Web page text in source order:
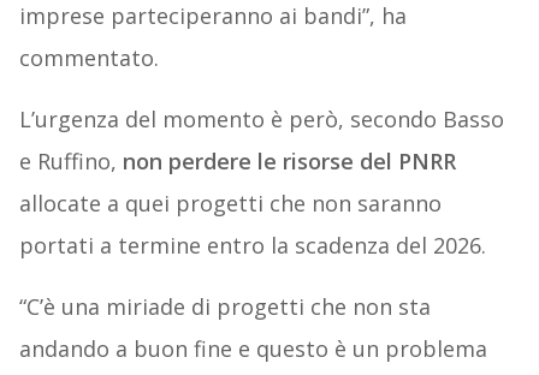
imprese parteciperanno ai bandi”, ha
commentato.
L’urgenza del momento è però, secondo Basso
e Ruffino, non perdere le risorse del PNRR
allocate a quei progetti che non saranno
portati a termine entro la scadenza del 2026.
“C’è una miriade di progetti che non sta
andando a buon fine e questo è un problema